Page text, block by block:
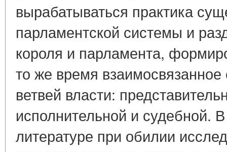
вырабатываться практика
парламентской системы и
короля и парламента,
то же время
ветвей власти:
исполнительной и судебной.
литературе при обилии